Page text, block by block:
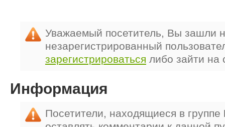
Уважаемый посетитель, Вы зашли
незарегистрированный
зарегистрироваться либо зайти на
Информация
Посетители, находящиеся в группе